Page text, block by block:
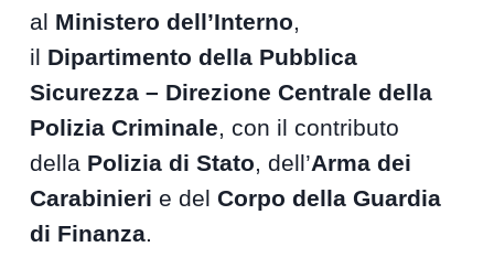
al Ministero dell’Interno
il Dipartimento della Pubblica
Sicurezza – Direzione Centrale della
Polizia Criminale , con il contributo
della Polizia di Stato , dell’Arma dei
Carabinieri e delCorpo della Guardia
di Finanza